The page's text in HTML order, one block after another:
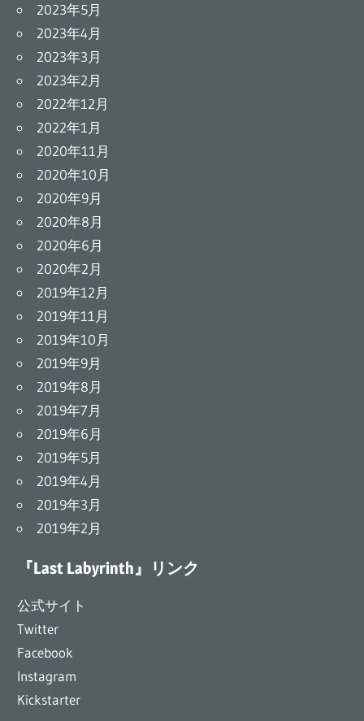
2023年5月
2023年4月
2023年3月
2023年2月
2022年12月
2022年1月
2020年11月
2020年10月
2020年9月
2020年8月
2020年6月
2020年2月
2019年12月
2019年11月
2019年10月
2019年9月
2019年8月
2019年7月
2019年6月
2019年5月
2019年4月
2019年3月
2019年2月
『Last Labyrinth』リンク
公式サイト
Twitter
Facebook
Instagram
Kickstarter